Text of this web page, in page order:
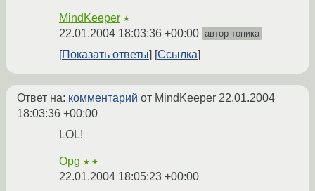
MindKeeper ★
22.01.2004 18:03:36 +00:00 автор топика
Показать ответы Ссылка
Ответ на: комментарий от MindKeeper 22.01.2004
18:03:36 +00:00
LOL!
Opg ★★
22.01.2004 18:05:23 +00:00